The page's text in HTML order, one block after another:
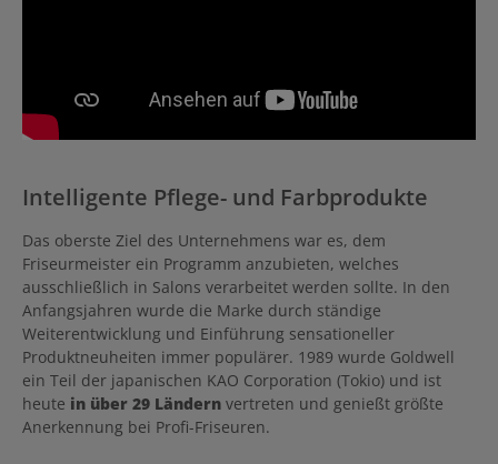
Intelligente Pflege- und Farbprodukte
Das oberste Ziel des Unternehmens war es, dem
Friseurmeister ein Programm anzubieten, welches
ausschließlich in Salons verarbeitet werden sollte. In den
Anfangsjahren wurde die Marke durch ständige
Weiterentwicklung und Einführung sensationeller
Produktneuheiten immer populärer. 1989 wurde Goldwell
ein Teil der japanischen KAO Corporation (Tokio) und ist
heute in über 29 Ländern vertreten und genießt größte
Anerkennung bei Profi-Friseuren.